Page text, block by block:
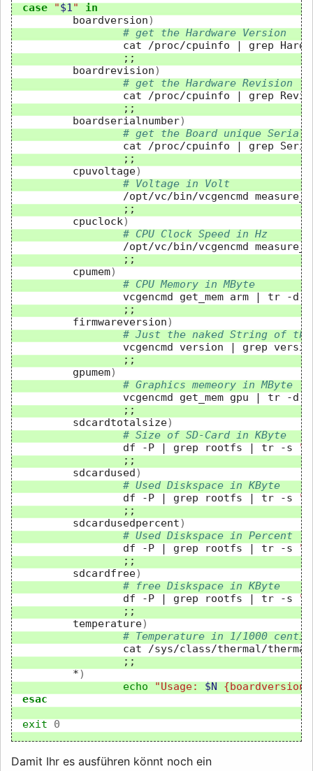
case
"$1"
in
boardversion)
# get the Hardware Version
cat
/proc/cpuinfo | grep
;;
boardrevision)
# get the Hardware Revision
cat
/proc/cpuinfo | grep
;;
boardserialnumber)
# get the Board unique Serial
cat
/proc/cpuinfo | grep
;;
cpuvoltage)
# Voltage in Volt
/opt/vc/bin/vcgencmd
;;
cpuclock)
# CPU Clock Speed in Hz
/opt/vc/bin/vcgencmd
;;
cpumem)
# CPU Memory in MByte
vcgencmd
get_mem arm | tr -d
;;
firmwareversion)
# Just the naked String of the
vcgencmd
version | grep
;;
gpumem)
# Graphics memeory in MByte
vcgencmd
get_mem gpu | tr -d
;;
sdcardtotalsize)
# Size of SD-Card in KByte
df
-P | grep rootfs | tr -s
"
;;
sdcardused)
# Used Diskspace in KByte
df
-P | grep rootfs | tr -s
"
;;
sdcardusedpercent)
# Used Diskspace in Percent
df
-P | grep rootfs | tr -s
"
;;
sdcardfree)
# free Diskspace in KByte
df
-P | grep rootfs | tr -s
"
;;
temperature)
# Temperature in 1/1000
cat
;;
*)
echo
"Usage: $N
esac
exit
0
Damit Ihr es ausführen könnt noch ein